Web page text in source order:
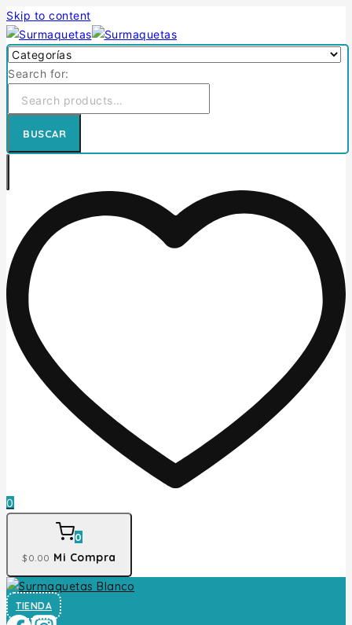
Skip to content
Search for:
BUSCAR
0
0
$0 .00 Mi Compra
TIENDA